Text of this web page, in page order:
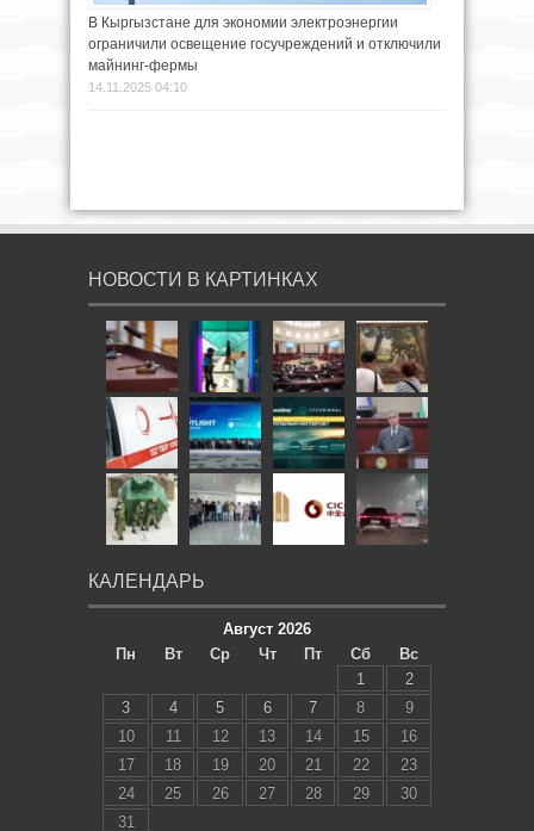
В Кыргызстане для экономии электроэнергии
ограничили освещение госучреждений и отключили
майнинг-фермы
14.11.2025 04:10
НОВОСТИ В КАРТИНКАХ
КАЛЕНДАРЬ
Август 2026
Пн
Вт Ср Чт Пт Сб
Вс
1
2
3
4 5 6 7 8
9
10
11 12 13 14 15
16
17
18 19 20 21 22
23
24
25 26 27 28 29
30
31